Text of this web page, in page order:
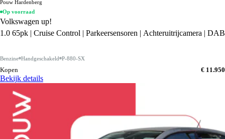
Pouw Hardenberg
Op voorraad
Volkswagen up!
1.0 65pk | Cruise Control | Parkeersensoren | Achteruitrijcamera | DAB
Benzine Handgeschakeld P-880-SX
Kopen € 11.950
Bekijk details